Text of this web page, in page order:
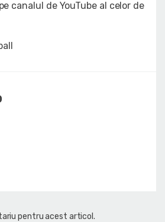
canalul de YouTube al celor de
pentru acest articol.